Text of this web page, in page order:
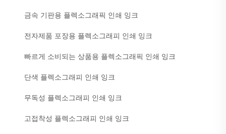
금속 기판용 플렉소그래픽 인쇄 잉크
전자제품 포장용 플렉소그래피 인쇄 잉크
빠르게 소비되는 상품용 플렉소그래픽 인쇄 잉크
단색 플렉소그래피 인쇄 잉크
무독성 플렉소그래피 인쇄 잉크
고접착성 플렉소그래피 인쇄 잉크